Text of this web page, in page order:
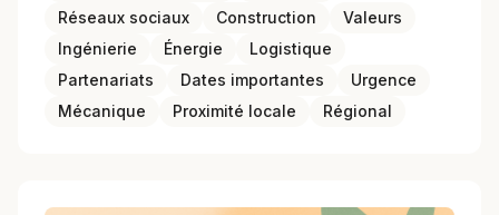
Réseaux sociaux
Construction
Valeurs
Ingénierie
Énergie
Logistique
Partenariats
Dates importantes
Urgence
Mécanique
Proximité locale Régional